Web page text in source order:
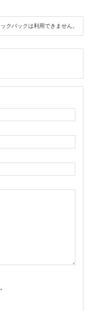
ックバックは利用できません。